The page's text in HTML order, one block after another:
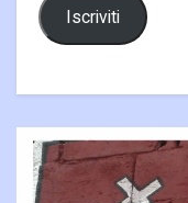
Iscriviti